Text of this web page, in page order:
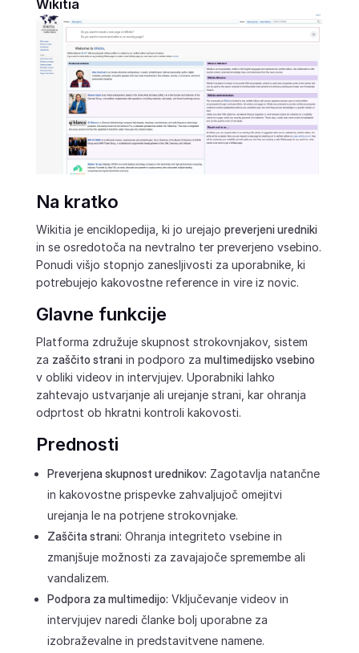
Wikitia
Na kratko
Wikitia je enciklopedija, ki jo urejajo preverjeni uredniki
in se osredotoča na nevtralno ter preverjeno vsebino.
Ponudi višjo stopnjo zanesljivosti za uporabnike, ki
potrebujejo kakovostne reference in vire iz novic.
Glavne funkcije
Platforma združuje skupnost strokovnjakov, sistem
za zaščito straniin podporo za multimedijsko vsebino
v obliki videov in intervjujev. Uporabniki lahko
zahtevajo ustvarjanje ali urejanje strani, kar ohranja
odprtost ob hkratni kontroli kakovosti.
Prednosti
Preverjena skupnost urednikov: Zagotavlja natančne
in kakovostne prispevke zahvaljujoč omejitvi
urejanja le na potrjene strokovnjake.
Zaščita strani: Ohranja integriteto vsebine in
zmanjšuje možnosti za zavajajoče spremembe ali
vandalizem.
Podpora za multimedijo: Vključevanje videov in
intervjujev naredi članke bolj uporabne za
izobraževalne in predstavitvene namene.